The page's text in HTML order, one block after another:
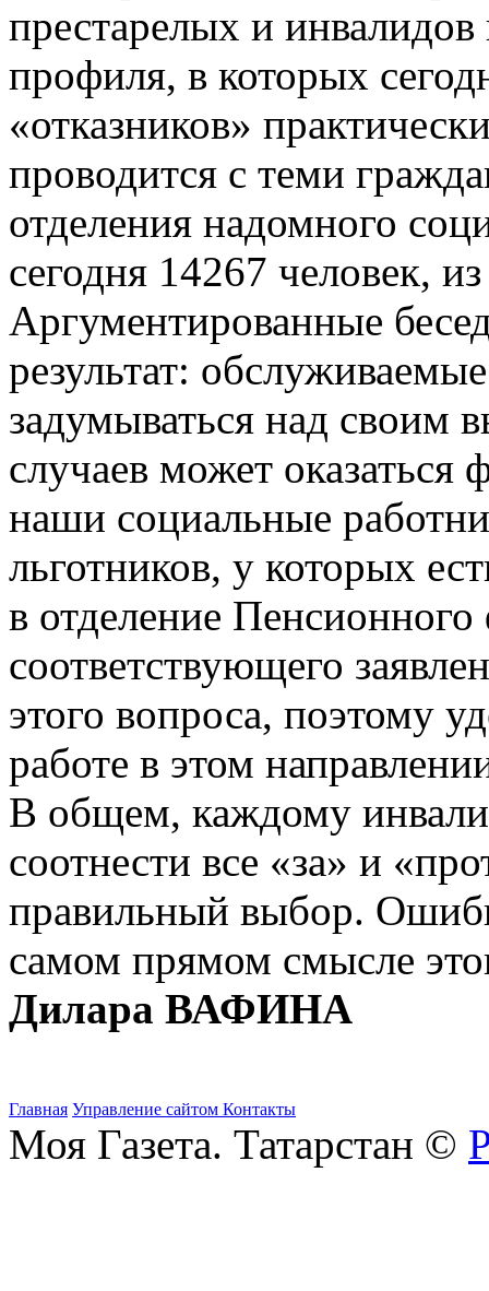
престарелых и
профиля, в которых
«отказников»
проводится с теми
отделения надомного
сегодня 14267 человек,
Аргументированные
результат:
задумываться над своим
случаев может
наши социальные
льготников, у которых
в отделение
соответствующего
этого вопроса, поэтому
работе в этом
В общем, каждому
соотнести все «за» и
правильный выбор.
самом прямом смысле
Дилара ВАФИНА
Главная Управление сайтом Контакты
Моя Газета. Татарстан ©